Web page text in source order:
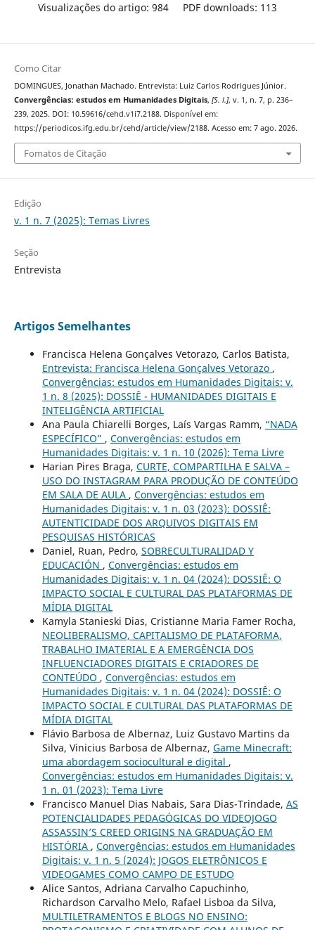
Visualizações do artigo: 984 PDF downloads: 113
Como Citar
DOMINGUES, Jonathan Machado. Entrevista: Luiz Carlos Rodrigues Júnior.
Convergências: estudos em Humanidades Digitais, [S. l.], v. 1, n. 7, p. 236–
239, 2025. DOI: 10.59616/cehd.v1i7.2188. Disponível em:
https://periodicos.ifg.edu.br/cehd/article/view/2188. Acesso em: 7 ago. 2026.
Fomatos de Citação
Edição
v. 1 n. 7 (2025): Temas Livres
Seção
Entrevista
Artigos Semelhantes
Francisca Helena Gonçalves Vetorazo, Carlos Batista,
Entrevista: Francisca Helena Gonçalves Vetorazo ,
Convergências: estudos em Humanidades Digitais: v.
1 n. 8 (2025): DOSSIÊ - HUMANIDADES DIGITAIS E
INTELIGÊNCIA ARTIFICIAL
Ana Paula Chiarelli Borges, Laís Vargas Ramm, “NADA
ESPECÍFICO” , Convergências: estudos em
Humanidades Digitais: v. 1 n. 10 (2026): Tema Livre
Harian Pires Braga, CURTE, COMPARTILHA E SALVA –
USO DO INSTAGRAM PARA PRODUÇÃO DE CONTEÚDO
EM SALA DE AULA , Convergências: estudos em
Humanidades Digitais: v. 1 n. 03 (2023): DOSSIÊ:
AUTENTICIDADE DOS ARQUIVOS DIGITAIS EM
PESQUISAS HISTÓRICAS
Daniel, Ruan, Pedro, SOBRECULTURALIDAD Y
EDUCACIÓN , Convergências: estudos em
Humanidades Digitais: v. 1 n. 04 (2024): DOSSIÊ: O
IMPACTO SOCIAL E CULTURAL DAS PLATAFORMAS DE
MÍDIA DIGITAL
Kamyla Stanieski Dias, Cristianne Maria Famer Rocha,
NEOLIBERALISMO, CAPITALISMO DE PLATAFORMA,
TRABALHO IMATERIAL E A EMERGÊNCIA DOS
INFLUENCIADORES DIGITAIS E CRIADORES DE
CONTEÚDO , Convergências: estudos em
Humanidades Digitais: v. 1 n. 04 (2024): DOSSIÊ: O
IMPACTO SOCIAL E CULTURAL DAS PLATAFORMAS DE
MÍDIA DIGITAL
Flávio Barbosa de Albernaz, Luiz Gustavo Martins da
Silva, Vinicius Barbosa de Albernaz, Game Minecraft:
uma abordagem sociocultural e digital ,
Convergências: estudos em Humanidades Digitais: v.
1 n. 01 (2023): Tema Livre
Francisco Manuel Dias Nabais, Sara Dias-Trindade, AS
POTENCIALIDADES PEDAGÓGICAS DO VIDEOJOGO
ASSASSIN’S CREED ORIGINS NA GRADUAÇÃO EM
HISTÓRIA , Convergências: estudos em Humanidades
Digitais: v. 1 n. 5 (2024): JOGOS ELETRÔNICOS E
VIDEOGAMES COMO CAMPO DE ESTUDO
Alice Santos, Adriana Carvalho Capuchinho,
Richardson Carvalho Melo, Rafael Lisboa da Silva,
MULTILETRAMENTOS E BLOGS NO ENSINO: